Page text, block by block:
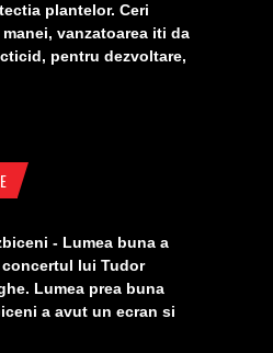
plantelor. Ceri
vanzatoarea iti da
pentru dezvoltare,
- Lumea buna a
lui Tudor
Lumea prea buna
a avut un ecran si